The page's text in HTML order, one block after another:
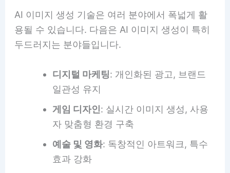
AI 이미지 생성 기술은 여러 분야에서 폭넓게 활
용될 수 있습니다. 다음은 AI 이미지 생성이 특히
두드러지는 분야들입니다.
디지털 마케팅: 개인화된 광고, 브랜드
일관성 유지
게임 디자인: 실시간 이미지 생성, 사용
자 맞춤형 환경 구축
예술 및 영화: 독창적인 아트워크, 특수
효과 강화